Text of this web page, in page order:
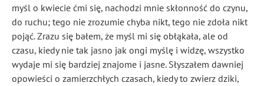
myśl o kwiecie ćmi się, nachodzi mnie skłonność do czynu,
do ruchu; tego nie zrozumie chyba nikt, tego nie zdoła nikt
pojąć. Zrazu się bałem, że myśl mi się obłąkała, ale od
czasu, kiedy nie tak jasno jak ongi myślę i widzę, wszystko
wydaje mi się bardziej znajome i jasne. Słyszałem dawniej
opowieści o zamierzchłych czasach, kiedy to zwierz dziki,